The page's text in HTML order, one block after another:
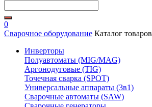
0
Сварочное оборудование Каталог товаров
Инверторы
Полуавтоматы (MIG/MAG)
Аргонодуговые (TIG)
Точечная сварка (SPOT)
Универсальные аппараты (3в1)
Сварочные автоматы (SAW)